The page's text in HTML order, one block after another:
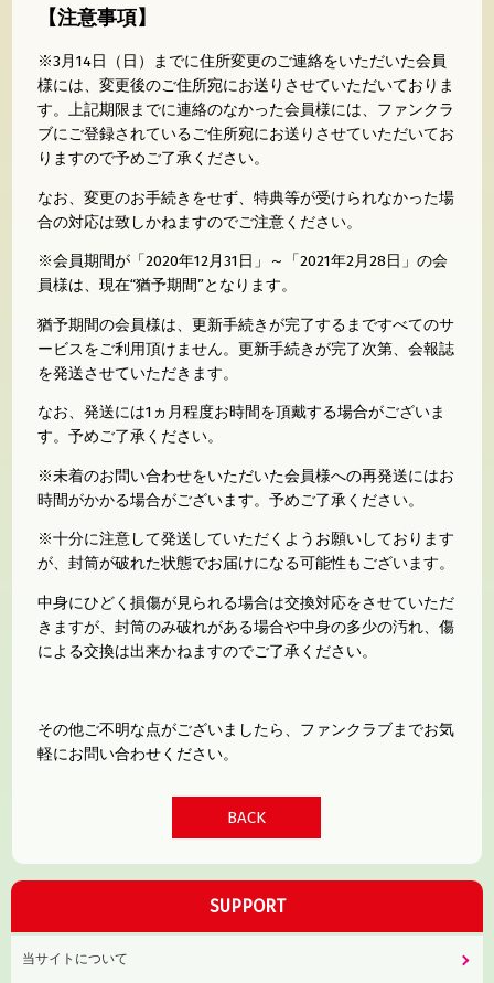
【注意事項】
※3月14日（日）までに住所変更のご連絡をいただいた会員
様には、変更後のご住所宛にお送りさせていただいておりま
す。上記期限までに連絡のなかった会員様には、ファンクラ
ブにご登録されているご住所宛にお送りさせていただいてお
りますので予めご了承ください。
なお、変更のお手続きをせず、特典等が受けられなかった場
合の対応は致しかねますのでご注意ください。
※会員期間が「2020年12月31日」～「2021年2月28日」の会
員様は、現在“猶予期間”となります。
猶予期間の会員様は、更新手続きが完了するまですべてのサ
ービスをご利用頂けません。更新手続きが完了次第、会報誌
を発送させていただきます。
なお、発送には1ヵ月程度お時間を頂戴する場合がございま
す。予めご了承ください。
※未着のお問い合わせをいただいた会員様への再発送にはお
時間がかかる場合がございます。予めご了承ください。
※十分に注意して発送していただくようお願いしております
が、封筒が破れた状態でお届けになる可能性もございます。
中身にひどく損傷が見られる場合は交換対応をさせていただ
きますが、封筒のみ破れがある場合や中身の多少の汚れ、傷
による交換は出来かねますのでご了承ください。
その他ご不明な点がございましたら、ファンクラブまでお気
軽にお問い合わせください。
BACK
SUPPORT
当サイトについて